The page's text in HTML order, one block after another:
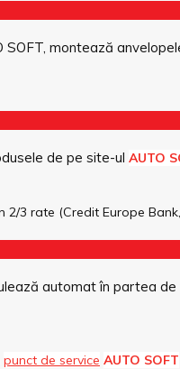
SOFT, montează
de pe site-ul AUTO
3 rate (Credit Europe
automat în partea
punct de service AUTO SOFT